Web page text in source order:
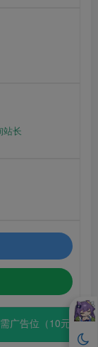
站长
| 如需广告位（10元/